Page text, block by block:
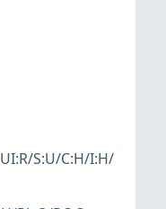
S:U/C:H/I:H/